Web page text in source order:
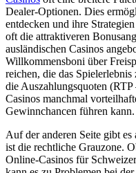
Dealer-Optionen. Dies
entdecken und ihre
oft die attraktiveren
ausländischen Casinos
Willkommensboni über
reichen, die das
die Auszahlungsquoten
Casinos manchmal
Gewinnchancen führen kann.
Auf der anderen Seite gibt
ist die rechtliche Grauzone.
Online-Casinos für